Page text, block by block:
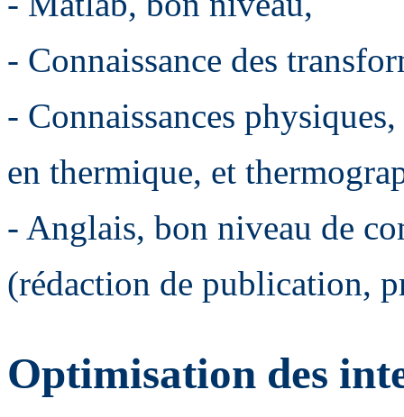
- Connaissance des
- Connaissances
en thermique, et
- Anglais, bon niveau de
(rédaction de publication,
Optimisation des